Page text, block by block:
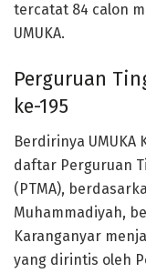
tercatat 84 calon
UMUKA.
Perguruan
ke-195
Berdirinya
daftar Perguruan
(PTMA),
Muhammadiyah,
Karanganyar
yang dirintis oleh